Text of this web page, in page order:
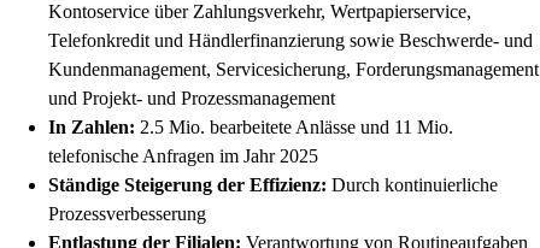
Kontoservice über Zahlungsverkehr, Wertpapierservice,
Telefonkredit und Händlerfinanzierung sowie Beschwerde- und
Kundenmanagement, Servicesicherung, Forderungsmanagement
und Projekt- und Prozessmanagement
In Zahlen: 2.5 Mio. bearbeitete Anlässe und 11 Mio.
telefonische Anfragen im Jahr 2025
Ständige Steigerung der Effizienz: Durch kontinuierliche
Prozessverbesserung
Entlastung der Filialen: Verantwortung von Routineaufgaben